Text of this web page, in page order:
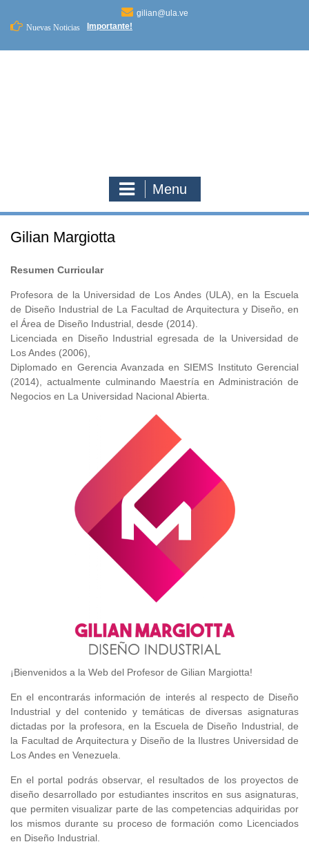
gilian@ula.ve
Nuevas Noticias
Importante!
Menu
Gilian Margiotta
Resumen Curricular
Profesora de la Universidad de Los Andes (ULA), en la Escuela
de Diseño Industrial de La Facultad de Arquitectura y Diseño, en
el Área de Diseño Industrial, desde (2014).
Licenciada en Diseño Industrial egresada de la Universidad de
Los Andes (2006),
Diplomado en Gerencia Avanzada en SIEMS Instituto Gerencial
(2014), actualmente culminando Maestría en Administración de
Negocios en La Universidad Nacional Abierta.
¡Bienvenidos a la Web del Profesor de Gilian Margiotta!
En el encontrarás información de interés al respecto de Diseño
Industrial y del contenido y temáticas de diversas asignaturas
dictadas por la profesora, en la Escuela de Diseño Industrial, de
la Facultad de Arquitectura y Diseño de la Ilustres Universidad de
Los Andes en Venezuela.
En el portal podrás observar, el resultados de los proyectos de
diseño desarrollado por estudiantes inscritos en sus asignaturas,
que permiten visualizar parte de las competencias adquiridas por
los mismos durante su proceso de formación como Licenciados
en Diseño Industrial.